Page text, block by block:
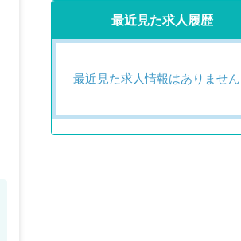
最近見た求人履歴
最近見た求人情報はありません